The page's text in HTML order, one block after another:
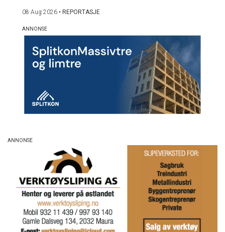
08 Aug 2026 • REPORTASJE